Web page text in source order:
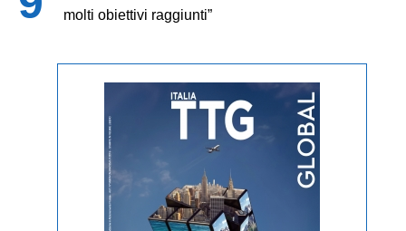
molti obiettivi raggiunti”